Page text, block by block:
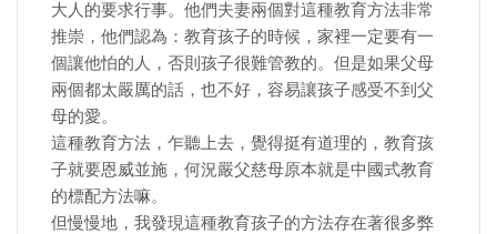
大人的要求行事。他們夫妻兩個對這種教育方法非常
推崇，他們認為：教育孩子的時候，家裡一定要有一
個讓他怕的人，否則孩子很難管教的。但是如果父母
兩個都太嚴厲的話，也不好，容易讓孩子感受不到父
母的愛。
這種教育方法，乍聽上去，覺得挺有道理的，教育孩
子就要恩威並施，何況嚴父慈母原本就是中國式教育
的標配方法嘛。
但慢慢地，我發現這種教育孩子的方法存在著很多弊